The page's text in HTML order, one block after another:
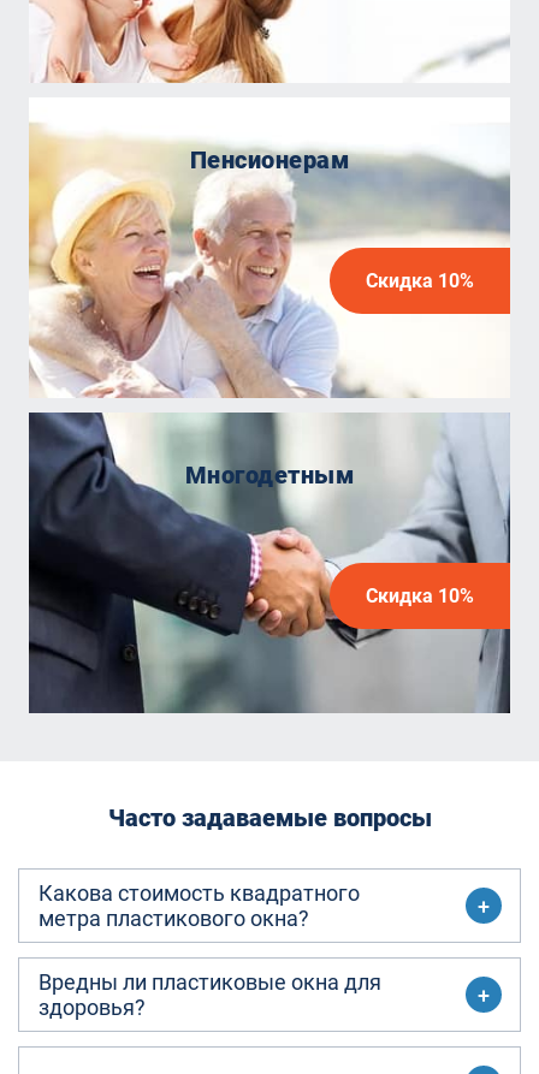
Пенсионерам
Скидка 10%
Многодетным
Скидка 10%
Часто задаваемые вопросы
Какова стоимость квадратного
метра пластикового окна?
Вредны ли пластиковые окна для
здоровья?